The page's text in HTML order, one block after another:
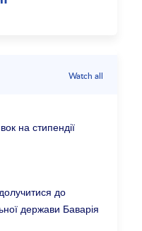
Watch all
на стипендії
до
держави Баварія